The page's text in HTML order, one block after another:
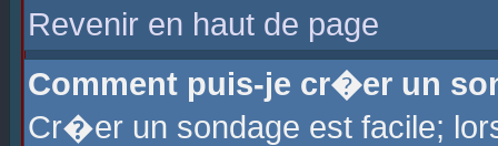
Revenir en haut de page
Comment puis-je cr�er un
Cr�er un sondage est facile;